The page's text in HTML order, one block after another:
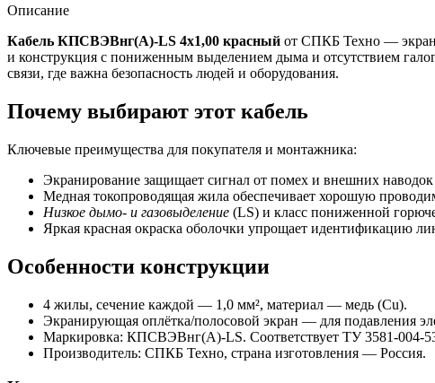
Описание
Кабель КПСВЭВнг(А)-LS 4х1,00 красный от СПКБ Техно —
и конструкция с пониженным выделением дыма и отсутствием
связи, где важна безопасность людей и оборудования.
Почему выбирают этот кабель
Ключевые преимущества для покупателя и монтажника:
Экранирование защищает сигнал от помех и внешних
Медная токопроводящая жила обеспечивает хорошую
Низкое дымо- и газовыделение (LS) и класс пониженной
Яркая красная окраска оболочки упрощает идентификацию
Особенности конструкции
4 жилы, сечение каждой — 1,0 мм², материал — медь (Cu).
Экранирующая оплётка/полосовой экран — для подавления
Маркировка: КПСВЭВнг(A)-LS. Соответствует ТУ 3581-004-
Производитель: СПКБ Техно, страна изготовления — Россия.